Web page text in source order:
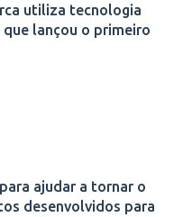
utiliza tecnologia
lançou o primeiro
ajudar a tornar o
desenvolvidos para